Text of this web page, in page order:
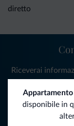
Appartamento
disponibile in
diretto
Riceverai